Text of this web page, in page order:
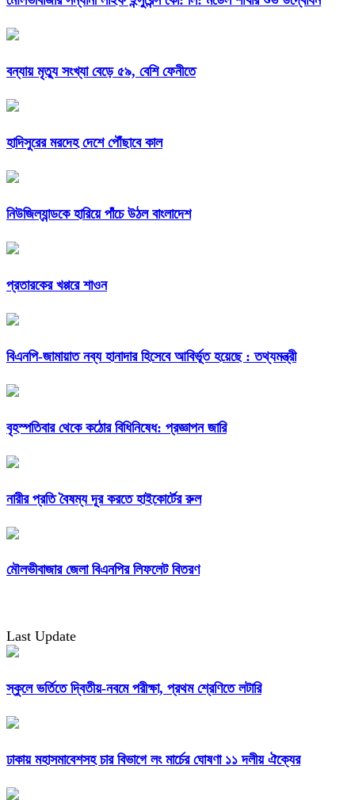
বন্যায় মৃত্যু সংখ্যা বেড়ে ৫৯, বেশি ফেনীতে
হাদিসুরের মরদেহ দেশে পৌঁছাবে কাল
নিউজিল্যান্ডকে হারিয়ে পাঁচে উঠল বাংলাদেশ
প্রতারকের খপ্পরে শাওন
বিএনপি-জামায়াত নব্য হানাদার হিসেবে আবির্ভূত হয়েছে : তথ্যমন্ত্রী
বৃহস্পতিবার থেকে কঠোর বিধিনিষেধ: প্রজ্ঞাপন জারি
নারীর প্রতি বৈষম্য দূর করতে হাইকোর্টের রুল
মৌলভীবাজার জেলা বিএনপির লিফলেট বিতরণ
Last Update
স্কুলে ভর্তিতে দ্বিতীয়-নবমে পরীক্ষা, প্রথম শ্রেণিতে লটারি
ঢাকায় মহাসমাবেশসহ চার বিভাগে লং মার্চের ঘোষণা ১১ দলীয় ঐক্যের